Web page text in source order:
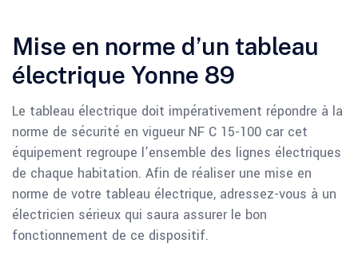
Mise en norme d’un tableau
électrique Yonne 89
Le tableau électrique doit impérativement répondre à la
norme de sécurité en vigueur NF C 15-100 car cet
équipement regroupe l’ensemble des lignes électriques
de chaque habitation. Afin de réaliser une mise en
norme de votre tableau électrique, adressez-vous à un
électricien sérieux qui saura assurer le bon
fonctionnement de ce dispositif.